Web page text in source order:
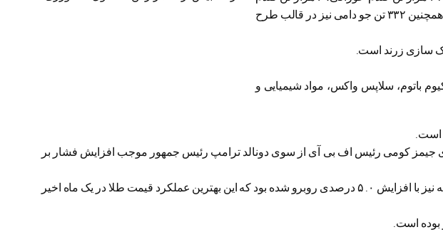
دوروم، یک هزار و ۵۰۰ تن شکر سفید، ۱۸۰ تن عدس درشت و ۳۰۰ تن روغن خام در این تالار عرضه می‌شود. همچنین ۳۳۲ تن جو دامی نیز در قالب طرح
تن انواع قیر، لوب کات، گوگرد، وکیوم باتوم، سلاپس واکس، مواد شیمیایی و
است.
جیمز کومی رئیس اف بی آی از سوی دونالد ترامپ رئیس جمهور موجب افزایش فشار بر
قیمت هر اونس طلا روز جمعه با 0.2 درصد افزایش به بیش از ۱۲۲۶ دلار رسیده است. قیمت طلا روز پنجشنبه نیز با افزایش ۰. ۵ درصدی روبرو شده بود که این بهترین عملکرد قیمت طلا در یک ماه اخیر